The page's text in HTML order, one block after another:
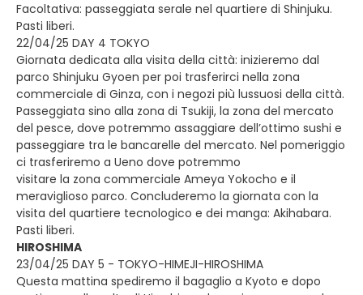
Facoltativa: passeggiata serale nel quartiere di Shinjuku.
Pasti liberi.
22/04/25 DAY 4 TOKYO
Giornata dedicata alla visita della città: inizieremo dal
parco Shinjuku Gyoen per poi trasferirci nella zona
commerciale di Ginza, con i negozi più lussuosi della città.
Passeggiata sino alla zona di Tsukiji, la zona del mercato
del pesce, dove potremmo assaggiare dell’ottimo sushi e
passeggiare tra le bancarelle del mercato. Nel pomeriggio
ci trasferiremo a Ueno dove potremmo
visitare la zona commerciale Ameya Yokocho e il
meraviglioso parco. Concluderemo la giornata con la
visita del quartiere tecnologico e dei manga: Akihabara.
Pasti liberi.
HIROSHIMA
23/04/25 DAY 5 - TOKYO-HIMEJI-HIROSHIMA
Questa mattina spediremo il bagaglio a Kyoto e dopo